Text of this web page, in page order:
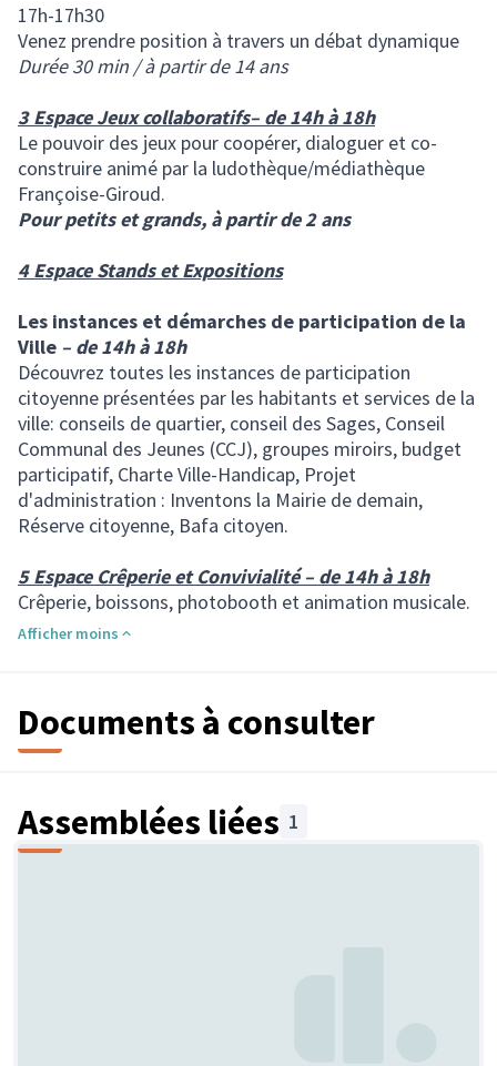
17h-17h30
Venez prendre position à travers un débat dynamique
Durée 30 min / à partir de 14 ans
3 Espace Jeux collaboratifs– de 14h à 18h
Le pouvoir des jeux pour coopérer, dialoguer et co-
construire animé par la ludothèque/médiathèque
Françoise-Giroud.
Pour petits et grands, à partir de 2 ans
4 Espace Stands et Expositions
Les instances et démarches de participation de la
Ville – de 14h à 18h
Découvrez toutes les instances de participation
citoyenne présentées par les habitants et services de la
ville: conseils de quartier, conseil des Sages, Conseil
Communal des Jeunes (CCJ), groupes miroirs, budget
participatif, Charte Ville-Handicap, Projet
d'administration : Inventons la Mairie de demain,
Réserve citoyenne, Bafa citoyen.
5 Espace Crêperie et Convivialité – de 14h à 18h
Crêperie, boissons, photobooth et animation musicale.
Afficher moins
Documents à consulter
Assemblées liées 1